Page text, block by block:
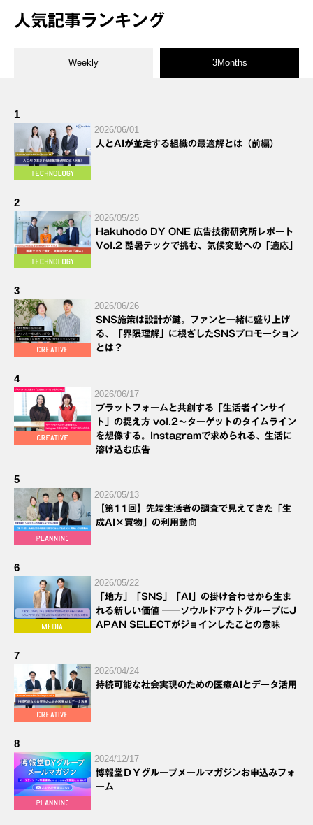
人気記事ランキング
Weekly 3Months
1
2026/06/01
人とAIが並走する組織の最適解とは（前編）
2
2026/05/25
Hakuhodo DY ONE 広告技術研究所レポート
Vol.2 酷暑テックで挑む、気候変動への「適応」
3
2026/06/26
SNS施策は設計が鍵。ファンと一緒に盛り上げ
る、「界隈理解」に根ざしたSNSプロモーション
とは？
4
2026/06/17
プラットフォームと共創する「生活者インサイ
ト」の捉え方 vol.2～ターゲットのタイムライン
を想像する。Instagramで求められる、生活に
溶け込む広告
5
2026/05/13
【第11回】先端生活者の調査で見えてきた「生
成AI×買物」の利用動向
6
2026/05/22
「地方」「SNS」「AI」の掛け合わせから生ま
れる新しい価値 ──ソウルドアウトグループにJ
APAN SELECTがジョインしたことの意味
7
2026/04/24
持続可能な社会実現のための医療AIとデータ活用
8
2024/12/17
博報堂ＤＹグループメールマガジンお申込みフォ
ーム